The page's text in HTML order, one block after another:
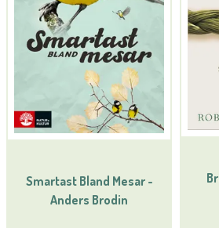
Ja, ni får publicera min fråga
Smartast Bland Mesar -
Anders Brodin